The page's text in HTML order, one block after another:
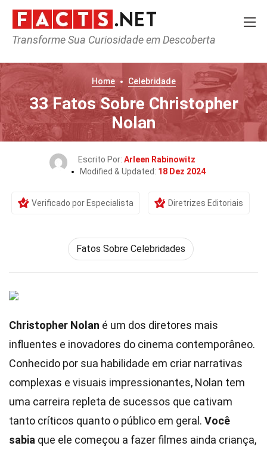
Transforme Sua Curiosidade em Descoberta
Home Celebridade
33 Fatos Sobre Christopher
Nolan
Escrito Por: Arleen Rabinowitz
Modified & Updated: 18 Dez 2024
Verificado por Especialista Diretrizes Editoriais
Fatos Sobre Celebridades
Christopher Nolan é um dos diretores mais
influentes e inovadores do cinema contemporâneo.
Conhecido por sua habilidade em criar narrativas
complexas e visuais impressionantes, Nolan tem
uma carreira repleta de sucessos que cativam
tanto críticos quanto o público em geral. Você
sabia que ele começou a fazer filmes ainda criança,